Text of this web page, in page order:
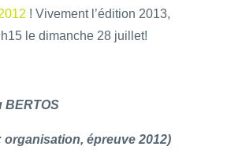
! Vivement l’édition 2013,
le dimanche 28 juillet!
BERTOS
organisation, épreuve 2012)